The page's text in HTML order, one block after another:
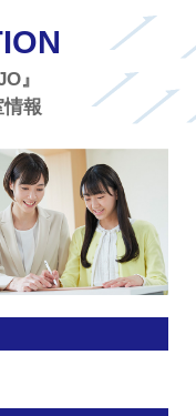
』
報